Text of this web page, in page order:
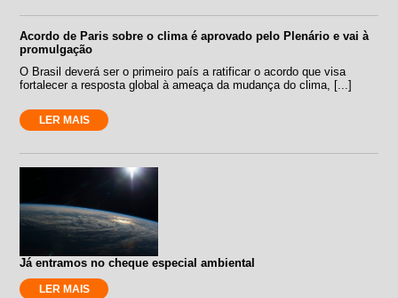
Acordo de Paris sobre o clima é aprovado pelo Plenário e vai à
promulgação
O Brasil deverá ser o primeiro país a ratificar o acordo que visa
fortalecer a resposta global à ameaça da mudança do clima, [...]
LER MAIS
Já entramos no cheque especial ambiental
LER MAIS